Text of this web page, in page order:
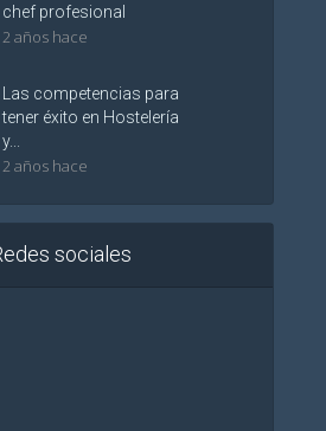
chef profesional
2 años hace
Las competencias para
tener éxito en Hostelería
y...
2 años hace
sociales